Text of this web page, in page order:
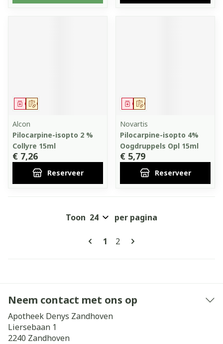
Op voorschrift
Geneesmiddel
Alcon
Pilocarpine-isopto 2 %
Collyre 15ml
€ 7,26
Reserveer
Op voorschrift
Geneesmiddel
Novartis
Pilocarpine-isopto 4%
Oogdruppels Opl 15ml
€ 5,79
Reserveer
Pagina's
U lees momenteel pagina
1 Pagina
2
Toon per pagina
Neem contact met ons op
Apotheek Denys Zandhoven
Liersebaan 1
2240 Zandhoven